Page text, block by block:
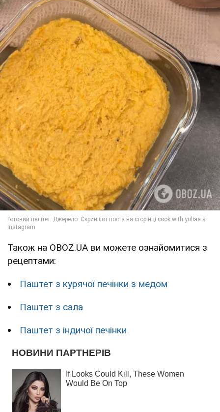
Також на OBOZ.UA ви можете ознайомитися з
рецептами:
Паштет з курячої печінки з медом
Паштет з сала
Паштет з індичої печінки